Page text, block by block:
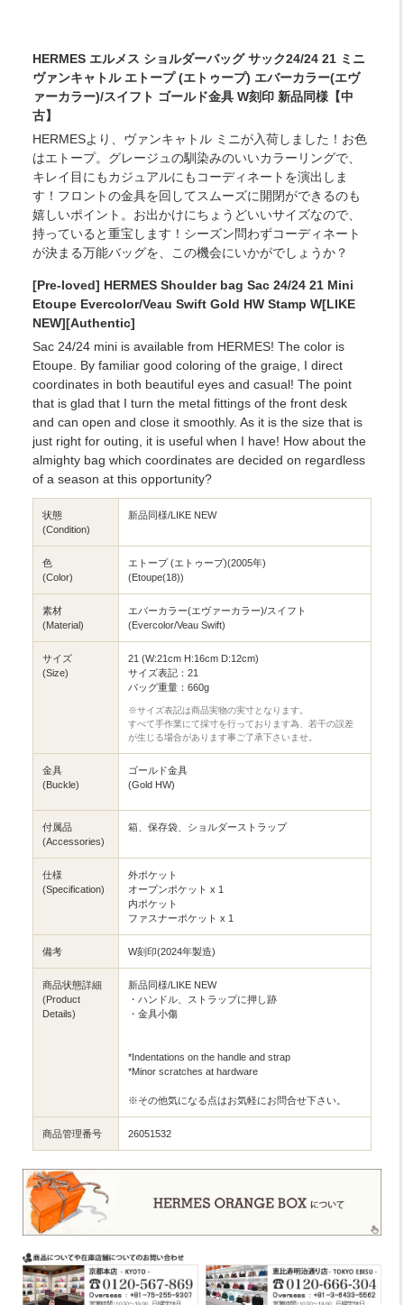
HERMES エルメス ショルダーバッグ サック24/24 21 ミニ
ヴァンキャトル エトープ (エトゥープ) エバーカラー(エヴ
ァーカラー)/スイフト ゴールド金具 W刻印 新品同様【中
古】
HERMESより、ヴァンキャトル ミニが入荷しました！お色
はエトープ。グレージュの馴染みのいいカラーリングで、
キレイ目にもカジュアルにもコーディネートを演出しま
す！フロントの金具を回してスムーズに開閉ができるのも
嬉しいポイント。お出かけにちょうどいいサイズなので、
持っていると重宝します！シーズン問わずコーディネート
が決まる万能バッグを、この機会にいかがでしょうか？
[Pre-loved] HERMES Shoulder bag Sac 24/24 21 Mini
Etoupe Evercolor/Veau Swift Gold HW Stamp W[LIKE
NEW][Authentic]
Sac 24/24 mini is available from HERMES! The color is
Etoupe. By familiar good coloring of the graige, I direct
coordinates in both beautiful eyes and casual! The point
that is glad that I turn the metal fittings of the front desk
and can open and close it smoothly. As it is the size that is
just right for outing, it is useful when I have! How about the
almighty bag which coordinates are decided on regardless
of a season at this opportunity?
状態
(Condition)
新品同様/LIKE NEW
色
(Color)
エトープ (エトゥープ)(2005年)
(Etoupe(18))
素材
(Material)
エバーカラー(エヴァーカラー)/スイフト
(Evercolor/Veau Swift)
サイズ
(Size)
21 (W:21cm H:16cm D:12cm)
サイズ表記：21
バッグ重量：660g
※サイズ表記は商品実物の実寸となります。
すべて手作業にて採寸を行っております為、若干の誤差
が生じる場合があります事ご了承下さいませ。
金具
(Buckle)
ゴールド金具
(Gold HW)
付属品
(Accessories)
箱、保存袋、ショルダーストラップ
仕様
(Specification)
外ポケット
オープンポケット x 1
内ポケット
ファスナーポケット x 1
備考 W刻印(2024年製造)
商品状態詳細
(Product
Details)
新品同様/LIKE NEW
・ハンドル、ストラップに押し跡
・金具小傷
*Indentations on the handle and strap
*Minor scratches at hardware
※その他気になる点はお気軽にお問合せ下さい。
商品管理番号 26051532